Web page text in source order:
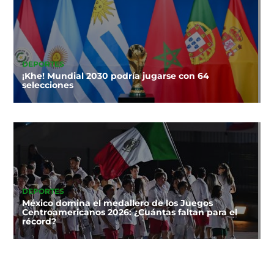
DEPORTES
¡Khe! Mundial 2030 podría jugarse con 64
selecciones
DEPORTES
México domina el medallero de los Juegos
Centroamericanos 2026: ¿Cuántas faltan para el
récord?